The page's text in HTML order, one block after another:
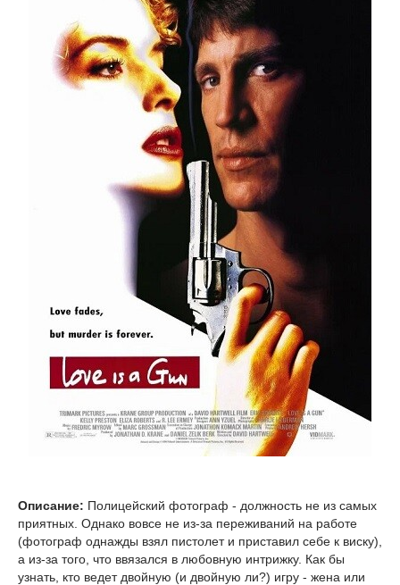
Описание: Полицейский фотограф - должность не из самых
приятных. Однако вовсе не из-за переживаний на работе
(фотограф однажды взял пистолет и приставил себе к виску),
а из-за того, что ввязался в любовную интрижку. Как бы
узнать, кто ведет двойную (и двойную ли?) игру - жена или